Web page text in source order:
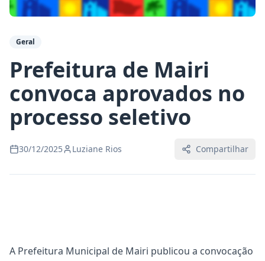
Geral
Prefeitura de Mairi
convoca aprovados no
processo seletivo
30/12/2025 Luziane Rios Compartilhar
A Prefeitura Municipal de Mairi publicou a convocação